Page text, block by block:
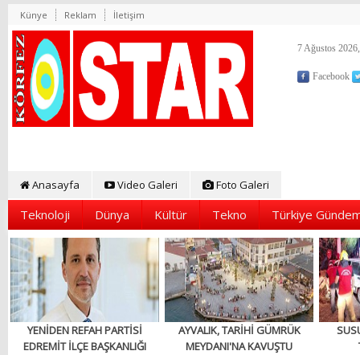
Künye Reklam İletişim
7 Ağustos
Facebook
Anasayfa Video Galeri Foto Galeri
Teknoloji Dünya Kültür Tekno Türkiye
YENİDEN REFAH PARTİSİ
EDREMİT İLÇE BAŞKANLIĞI
AYVALIK, TARİHİ GÜMRÜK
MEYDANI'NA KAVUŞTU